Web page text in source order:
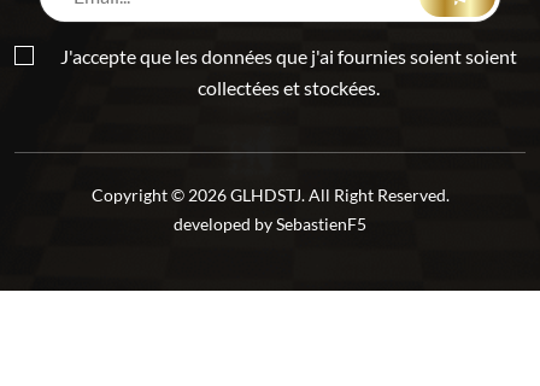
J'accepte que les données que j'ai fournies soient soient
collectées et stockées.
Copyright © 2026 GLHDSTJ. All Right Reserved.
developed bySebastienF5